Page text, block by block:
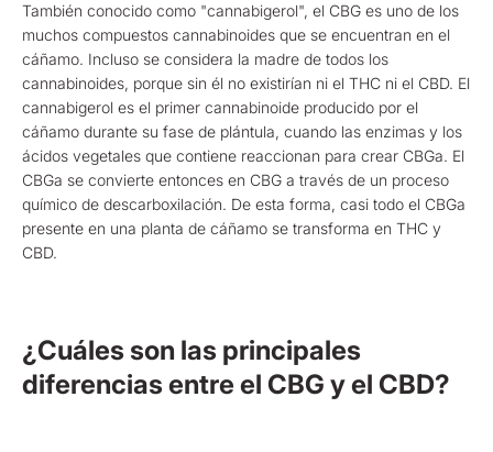
También conocido como "cannabigerol", el CBG es uno de los
muchos compuestos cannabinoides que se encuentran en el
cáñamo. Incluso se considera la madre de todos los
cannabinoides, porque sin él no existirían ni el THC ni el CBD. El
cannabigerol es el primer cannabinoide producido por el
cáñamo durante su fase de plántula, cuando las enzimas y los
ácidos vegetales que contiene reaccionan para crear CBGa. El
CBGa se convierte entonces en CBG a través de un proceso
químico de descarboxilación. De esta forma, casi todo el CBGa
presente en una planta de cáñamo se transforma en THC y
CBD.
¿Cuáles son las principales
diferencias entre el CBG y el CBD?